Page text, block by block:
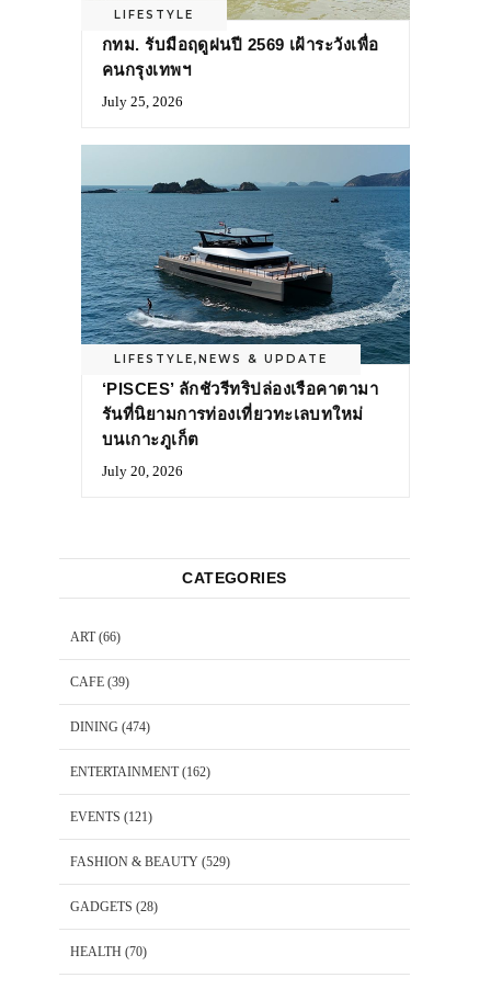
LIFESTYLE
กทม. รับมือฤดูฝนปี 2569 เฝ้าระวังเพื่อ
คนกรุงเทพฯ
July 25, 2026
LIFESTYLE,NEWS & UPDATE
‘PISCES’ ลักชัวรีทริปล่องเรือคาตามา
รันที่นิยามการท่องเที่ยวทะเลบทใหม่
บนเกาะภูเก็ต
July 20, 2026
CATEGORIES
ART(66)
CAFE (39)
DINING (474)
ENTERTAINMENT(162)
EVENTS (121)
FASHION & BEAUTY (529)
GADGETS (28)
HEALTH (70)